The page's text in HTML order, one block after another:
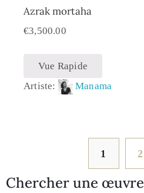
Azrak mortaha
€3,500.00
Vue Rapide
Artiste:
Manama
1 2
Chercher une œuvre